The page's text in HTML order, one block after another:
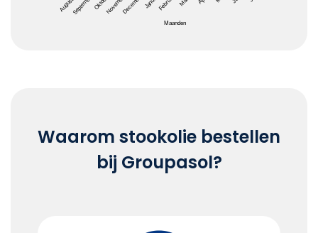
Maanden
Waarom stookolie bestellen
bij Groupasol?